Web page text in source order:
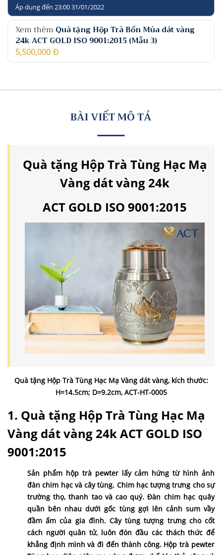
Áp dụng đến 23:00 31/01/2022
Xem thêm Quà tặng Hộp Trà Bốn Mùa dát vàng
24k ACT GOLD ISO 9001:2015 (Mẫu 3)
5,500,000 Đ
BÀI VIẾT MÔ TẢ
Quà tặng Hộp Trà Tùng Hạc Mạ
Vàng dát vàng 24k
ACT GOLD ISO 9001:2015
Quà tặng Hộp Trà Tùng Hạc Mạ Vàng dát vàng, kích thước:
H=14.5cm; D=9.2cm, ACT-HT-0005
1. Quà tặng Hộp Trà Tùng Hạc Mạ
Vàng dát vàng 24k ACT GOLD ISO
9001:2015
Sản phẩm hộp trà pewter lấy cảm hứng từ hình ảnh
đàn chim hạc và cây tùng. Chim hạc tượng trưng cho sự
trường thọ, thanh tao và cao quý. Đàn chim hạc quây
quần bên nhau dưới gốc tùng gợi lên cảnh sum vầy
đầm ấm của gia đình. Cây tùng tượng trưng cho cốt
cách người quân tử, luôn đón đầu các thách thức để
khẳng định mình và đi đến thành công. Hộp trà pewter